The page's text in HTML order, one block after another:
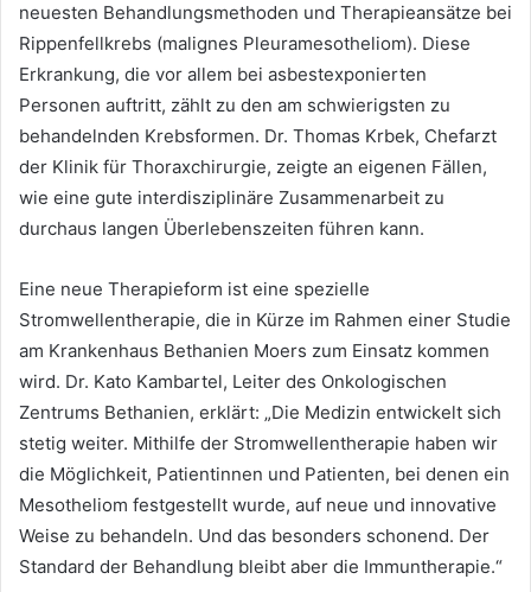
neuesten Behandlungsmethoden und Therapieansätze bei
Rippenfellkrebs (malignes Pleuramesotheliom). Diese
Erkrankung, die vor allem bei asbestexponierten
Personen auftritt, zählt zu den am schwierigsten zu
behandelnden Krebsformen. Dr. Thomas Krbek, Chefarzt
der Klinik für Thoraxchirurgie, zeigte an eigenen Fällen,
wie eine gute interdisziplinäre Zusammenarbeit zu
durchaus langen Überlebenszeiten führen kann.
Eine neue Therapieform ist eine spezielle
Stromwellentherapie, die in Kürze im Rahmen einer Studie
am Krankenhaus Bethanien Moers zum Einsatz kommen
wird. Dr. Kato Kambartel, Leiter des Onkologischen
Zentrums Bethanien, erklärt: „Die Medizin entwickelt sich
stetig weiter. Mithilfe der Stromwellentherapie haben wir
die Möglichkeit, Patientinnen und Patienten, bei denen ein
Mesotheliom festgestellt wurde, auf neue und innovative
Weise zu behandeln. Und das besonders schonend. Der
Standard der Behandlung bleibt aber die Immuntherapie.“